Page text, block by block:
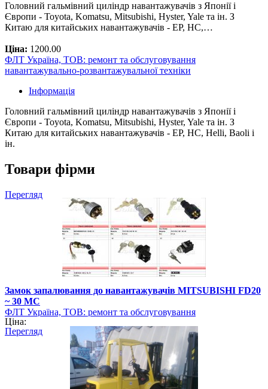
Головний гальмівний циліндр навантажувачів з Японії і
Європи - Toyota, Komatsu, Mitsubishi, Hyster, Yale та ін. З
Китаю для китайських навантажувачів - EP, HC,…
Ціна: 1200.00
ФЛТ Україна, ТОВ: ремонт та обслуговування
навантажувально-розвантажувальної техніки
Інформація
Головний гальмівний циліндр навантажувачів з Японії і
Європи - Toyota, Komatsu, Mitsubishi, Hyster, Yale та ін. З
Китаю для китайських навантажувачів - EP, HC, Helli, Baoli і
ін.
Товари фірми
Перегляд
Замок запалювання до навантажувачів MITSUBISHI FD20
~ 30 MC
ФЛТ Україна, ТОВ: ремонт та обслуговування
навантажувально-розвантажувальної техніки
Ціна:
Перегляд